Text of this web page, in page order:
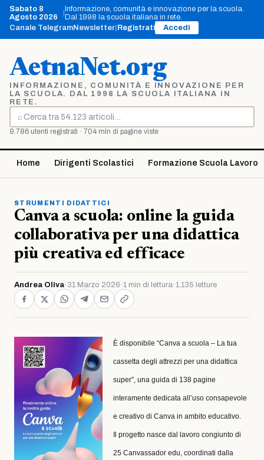
Vai
contenuto
Sabato 8
Agosto 2026
Informazione, comunità e innovazione per la scuola.
Dal 1998 la scuola italiana in rete.
Canale TelegramNewsletter Registrati Accedi
AetnaNet.org
INFORMAZIONE, COMUNITÀ E INNOVAZIONE PER
LA SCUOLA. DAL 1998 LA SCUOLA ITALIANA IN
RETE.
⌕
Cerca
9.786 utenti registrati · 704 mln di pagine viste
Home Dirigenti Scolastici Formazione Scuola Lavoro
STRUMENTI DIDATTICI
Canva a scuola: online la guida
collaborativa per una didattica
più creativa ed efficace
Andrea Oliva· 31 Marzo 2026 ·1 min di lettura·1.135 letture
È disponibile “Canva a scuola – La tua
cassetta degli attrezzi per una didattica
super”, una guida di 138 pagine
interamente dedicata all’uso consapevole
e creativo di Canva in ambito educativo.
Il progetto nasce dal lavoro congiunto di
25 Canvassador edu, coordinati dalla